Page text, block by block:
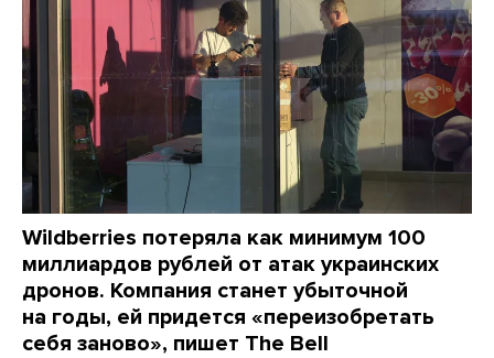
Wildberries потеряла как минимум 100
миллиардов рублей от атак украинских
дронов. Компания станет убыточной
на годы, ей придется «переизобретать
себя заново», пишет The Bell